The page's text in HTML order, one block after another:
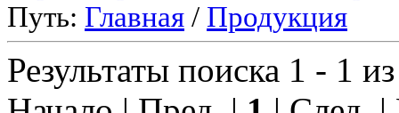
Путь: Главная / Продукция
Результаты поиска 1 - 1